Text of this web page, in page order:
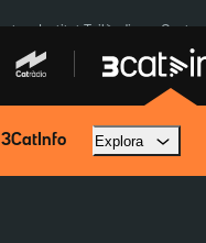
Institut Tailàndia Ceuta
3CatInfo Explora